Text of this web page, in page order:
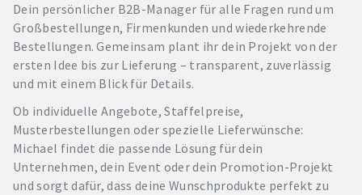
Dein persönlicher B2B-Manager für alle Fragen rund um
Großbestellungen, Firmenkunden und wiederkehrende
Bestellungen. Gemeinsam plant ihr dein Projekt von der
ersten Idee bis zur Lieferung – transparent, zuverlässig
und mit einem Blick für Details.
Ob individuelle Angebote, Staffelpreise,
Musterbestellungen oder spezielle Lieferwünsche:
Michael findet die passende Lösung für dein
Unternehmen, dein Event oder dein Promotion-Projekt
und sorgt dafür, dass deine Wunschprodukte perfekt zu